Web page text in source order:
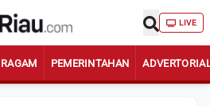
LIVE
RAGAM PEMERINTAHAN